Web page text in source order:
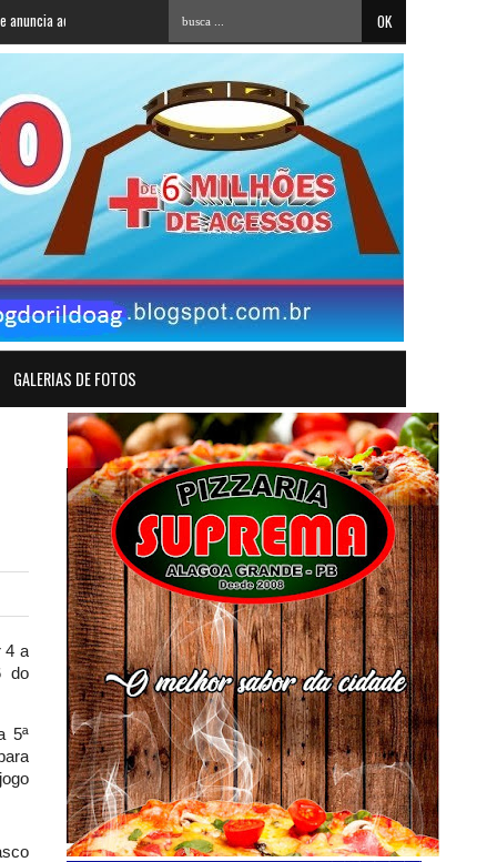
a Cícero Lucena 38 apostas paraibanas acertam a quadra da Mega-Sena e
GALERIAS DE FOTOS
4 a
do
5ª